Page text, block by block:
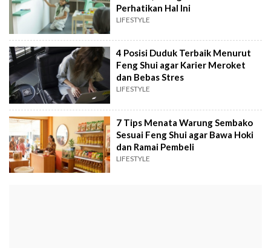
Perhatikan Hal Ini
LIFESTYLE
4 Posisi Duduk Terbaik Menurut
Feng Shui agar Karier Meroket
dan Bebas Stres
LIFESTYLE
7 Tips Menata Warung Sembako
Sesuai Feng Shui agar Bawa Hoki
dan Ramai Pembeli
LIFESTYLE